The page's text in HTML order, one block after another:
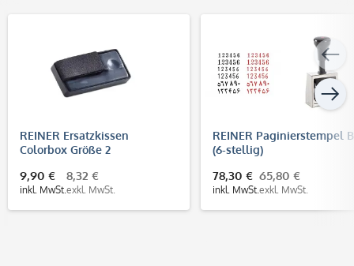
REINER Ersatzkissen
Colorbox Größe 2
9,90 €
inkl. MwSt.
8,32 €
exkl. MwSt.
REINER Paginierstempel
(6-stellig)
78,30 €
inkl. MwSt.
65,80 €
exkl. MwSt.